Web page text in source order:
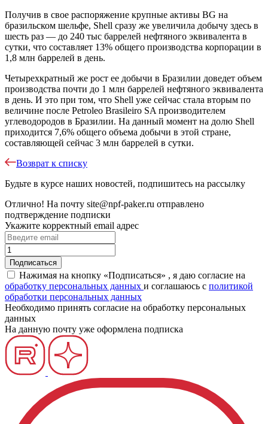
Получив в свое распоряжение крупные активы BG на
бразильском шельфе, Shell сразу же увеличила добычу здесь в
шесть раз — до 240 тыс баррелей нефтяного эквивалента в
сутки, что составляет 13% общего производства корпорации в
1,8 млн баррелей в день.
Четырехкратный же рост ее добычи в Бразилии доведет объем
производства почти до 1 млн баррелей нефтяного эквивалента
в день. И это при том, что Shell уже сейчас стала вторым по
величине после Petroleo Brasileiro SA производителем
углеводородов в Бразилии. На данный момент на долю Shell
приходится 7,6% общего объема добычи в этой стране,
составляющей сейчас 3 млн баррелей в сутки.
Возврат к списку
Будьте в курсе наших новостей, подпишитесь на рассылку
Отлично! На почту site@npf-paker.ru отправлено
подтверждение подписки
Укажите корректный email адрес
Нажимая на кнопку «Подписаться» , я даю согласие на
обработку персональных данных и соглашаюсь c политикой
обработки персональных данных
Необходимо принять согласие на обработку персональных
данных
На данную почту уже оформлена подписка